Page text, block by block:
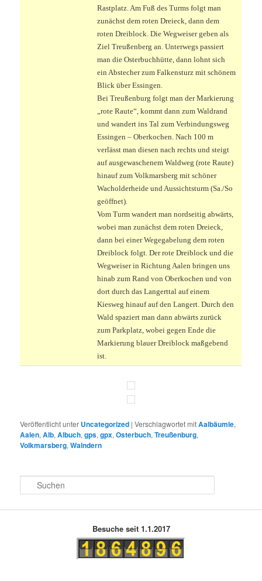
Rastplatz. Am Fuß des Turms folgt man
zunächst dem roten Dreieck, dann dem
roten Dreiblock. Die Wegweiser geben als
Ziel Treußenberg an. Unterwegs passiert
man die Osterbuchhütte, dann lohnt sich
ein Abstecher zum Falkensturz mit schönem
Blick über Essingen.
Bei Treußenburg folgt man der Markierung
„rote Raute“, kommt dann zum Waldrand
und wandert ins Tal zum Verbindungsweg
Essingen – Oberkochen. Nach 100 m
verlässt man diesen nach rechts und steigt
auf ausgewaschenem Waldweg (rote Raute)
hinauf zum Volkmarsberg mit schöner
Wacholderheide und Aussichtsturm (Sa./So
geöffnet).
Vom Turm wandert man nordseitig abwärts,
wobei man zunächst dem roten Dreieck,
dann bei einer Wegegabelung dem roten
Dreiblock folgt. Der rote Dreiblock und die
Wegweiser in Richtung Aalen bringen uns
hinab zum Rand von Oberkochen und von
dort durch das Langerttal auf einem
Kiesweg hinauf auf den Langert. Durch den
Wald spaziert man dann abwärts zurück
zum Parkplatz, wobei gegen Ende die
Markierung blauer Dreiblock maßgebend
ist.
Veröffentlicht unter Uncategorized |Verschlagwortet mitAalbäumle,
Aalen,Alb,Albuch,gps,gpx,Osterbuch,Treußenburg,
Volkmarsberg,Walndern
u
Besuche seit 1.1.2017